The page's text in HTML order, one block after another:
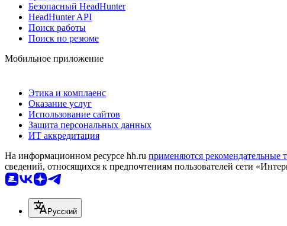
Безопасный HeadHunter
HeadHunter API
Поиск работы
Поиск по резюме
Мобильное приложение
Этика и комплаенс
Оказание услуг
Использование сайтов
Защита персональных данных
ИТ аккредитация
На информационном ресурсе hh.ru применяются рекомендательные
сведений, относящихся к предпочтениям пользователей сети
Русский